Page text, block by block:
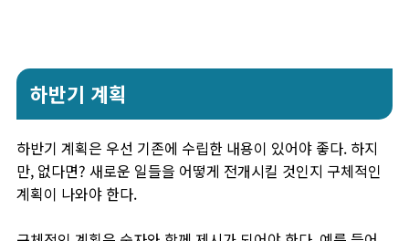
하반기 계획
하반기 계획은 우선 기존에 수립한 내용이 있어야 좋다. 하지
만, 없다면? 새로운 일들을 어떻게 전개시킬 것인지 구체적인
계획이 나와야 한다.